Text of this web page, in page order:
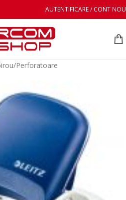
AUTENTIFICARE / CONT NOU
/Perforatoare